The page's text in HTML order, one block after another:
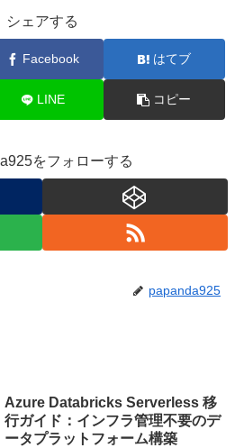
シェアする
Facebook はてブ
LINE コピー
をフォローする
papanda925
Azure Databricks Serverless 移
行ガイド：インフラ管理不要のデ
ータプラットフォーム構築